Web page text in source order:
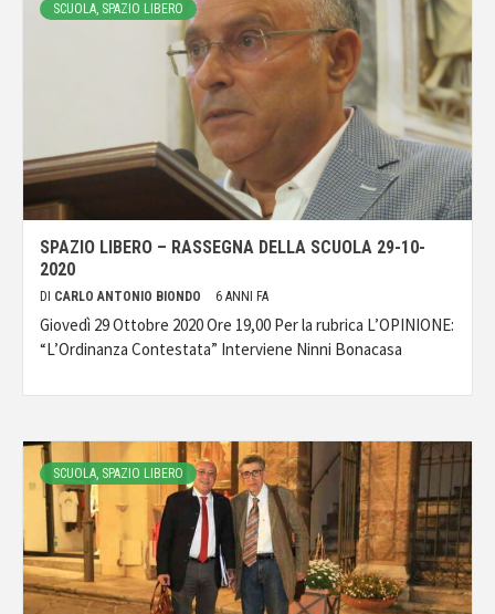
SCUOLA, SPAZIO LIBERO
SPAZIO LIBERO – RASSEGNA DELLA SCUOLA 29-10-
2020
DI CARLO ANTONIO BIONDO 6 ANNI FA
Giovedì 29 Ottobre 2020 Ore 19,00 Per la rubrica L’OPINIONE:
“L’Ordinanza Contestata” Interviene Ninni Bonacasa
SCUOLA, SPAZIO LIBERO